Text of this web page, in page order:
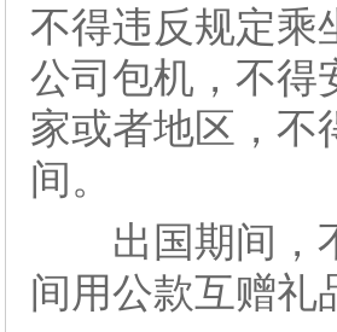
不得违反规定乘
公司包机，不得
家或者地区，不
间。
出国期间，不
间用公款互赠礼